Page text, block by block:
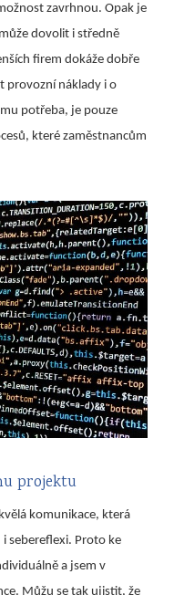
zavrhnou. Opak je
dovolit i středně
firem dokáže dobře
provozní náklady i o
potřeba, je pouze
které zaměstnancům
projektu
komunikace, která
sebereflexi. Proto ke
a jsem v
Můžu se tak ujistit, že